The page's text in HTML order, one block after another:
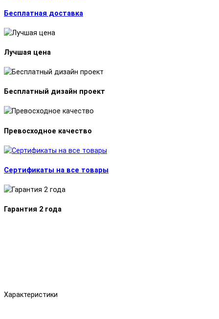
Бесплатная доставка
Лучшая цена
Бесплатный дизайн проект
Превосходное качество
Сертификаты на все товары
Гарантия 2 года
Характеристики